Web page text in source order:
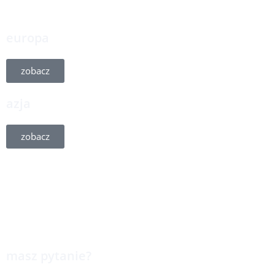
zobacz
zobacz